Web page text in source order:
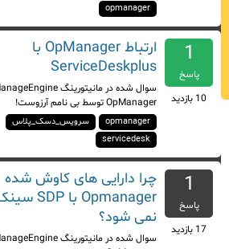
opmanager
پاسخ
10بازدید
ارتباط OpManager با
ServiceDeskplus
سوال شدهدر
مانیتورینگ ManageEngine
OpManagerتوسطبی نامم آرزوست!
opmanager
سرویس_دسک_پلاس
servicedesk
پاسخ
17بازدید
چرا دارایی های کاوش شده
Opmanager با SDP سینک
نمی شود؟
سوال شدهدر
مانیتورینگ ManageEngine